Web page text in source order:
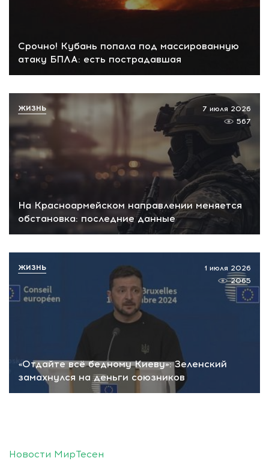
Срочно! Кубань попала под массированную
атаку БПЛА: есть пострадавшая
На Красноармейском направлении меняется
обстановка: последние данные
7 июля 2026
567
ЖИЗНЬ
«Отдайте всё бедному Киеву»: Зеленский
замахнулся на деньги союзников
1 июля 2026
2065
ЖИЗНЬ
Новости МирТесен